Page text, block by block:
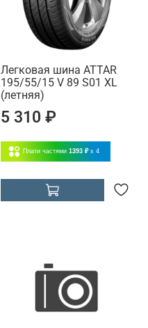
Легковая шина ATTAR
195/55/15 V 89 S01 XL
(летняя)
5 310 ₽
Плати частями 1393 ₽ x 4